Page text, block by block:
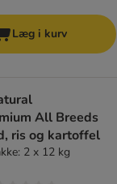
Læg i kurv
All Breeds
ris og kartoffel
2 x 12 kg